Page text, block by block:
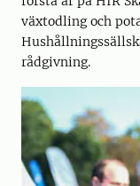
växtodling och
rådgivning.